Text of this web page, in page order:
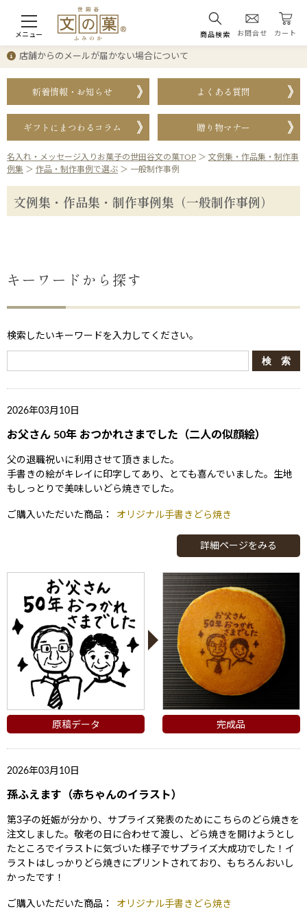
メニュー 商品検索 お問合せ カート
退職・異動の挨拶におすすめのお菓子ギ
店舗からのメールが届かない場合について
新着情報・お知らせ よくある質問
ギフトにまつわるコラム 贈り物マナー
名入れ・メッセージ入りお菓子の世田谷文の菓TOP ＞ 文例集・作品集・制作事
例集 ＞ 作品・制作事例で選ぶ ＞ 一般制作事例
文例集・作品集・制作事例集（一般制作事例）
キーワードから探す
検索したいキーワードを入力してください。
2026年03月10日
お父さん 50年 おつかれさまでした（二人の似顔絵）
父の退職祝いに利用させて頂きました。
手書きの絵がキレイに印字してあり、とても喜んでいました。生地
もしっとりで美味しいどら焼きでした。
ご購入いただいた商品： オリジナル手書きどら焼き
詳細ページをみる
原稿データ 完成品
2026年03月10日
孫ふえます（赤ちゃんのイラスト）
第3子の妊娠が分かり、サプライズ発表のためにこちらのどら焼きを
注文しました。敬老の日に合わせて渡し、どら焼きを開けようとし
たところでイラストに気づいた様子でサプライズ大成功でした！イ
ラストはしっかりどら焼きにプリントされており、もちろんおいし
かったです！
ご購入いただいた商品： オリジナル手書きどら焼き